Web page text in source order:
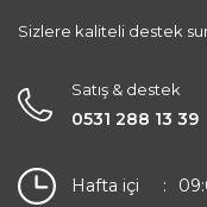
Sizlere kaliteli destek
Satış & destek
0531 288 13 39
Hafta içi